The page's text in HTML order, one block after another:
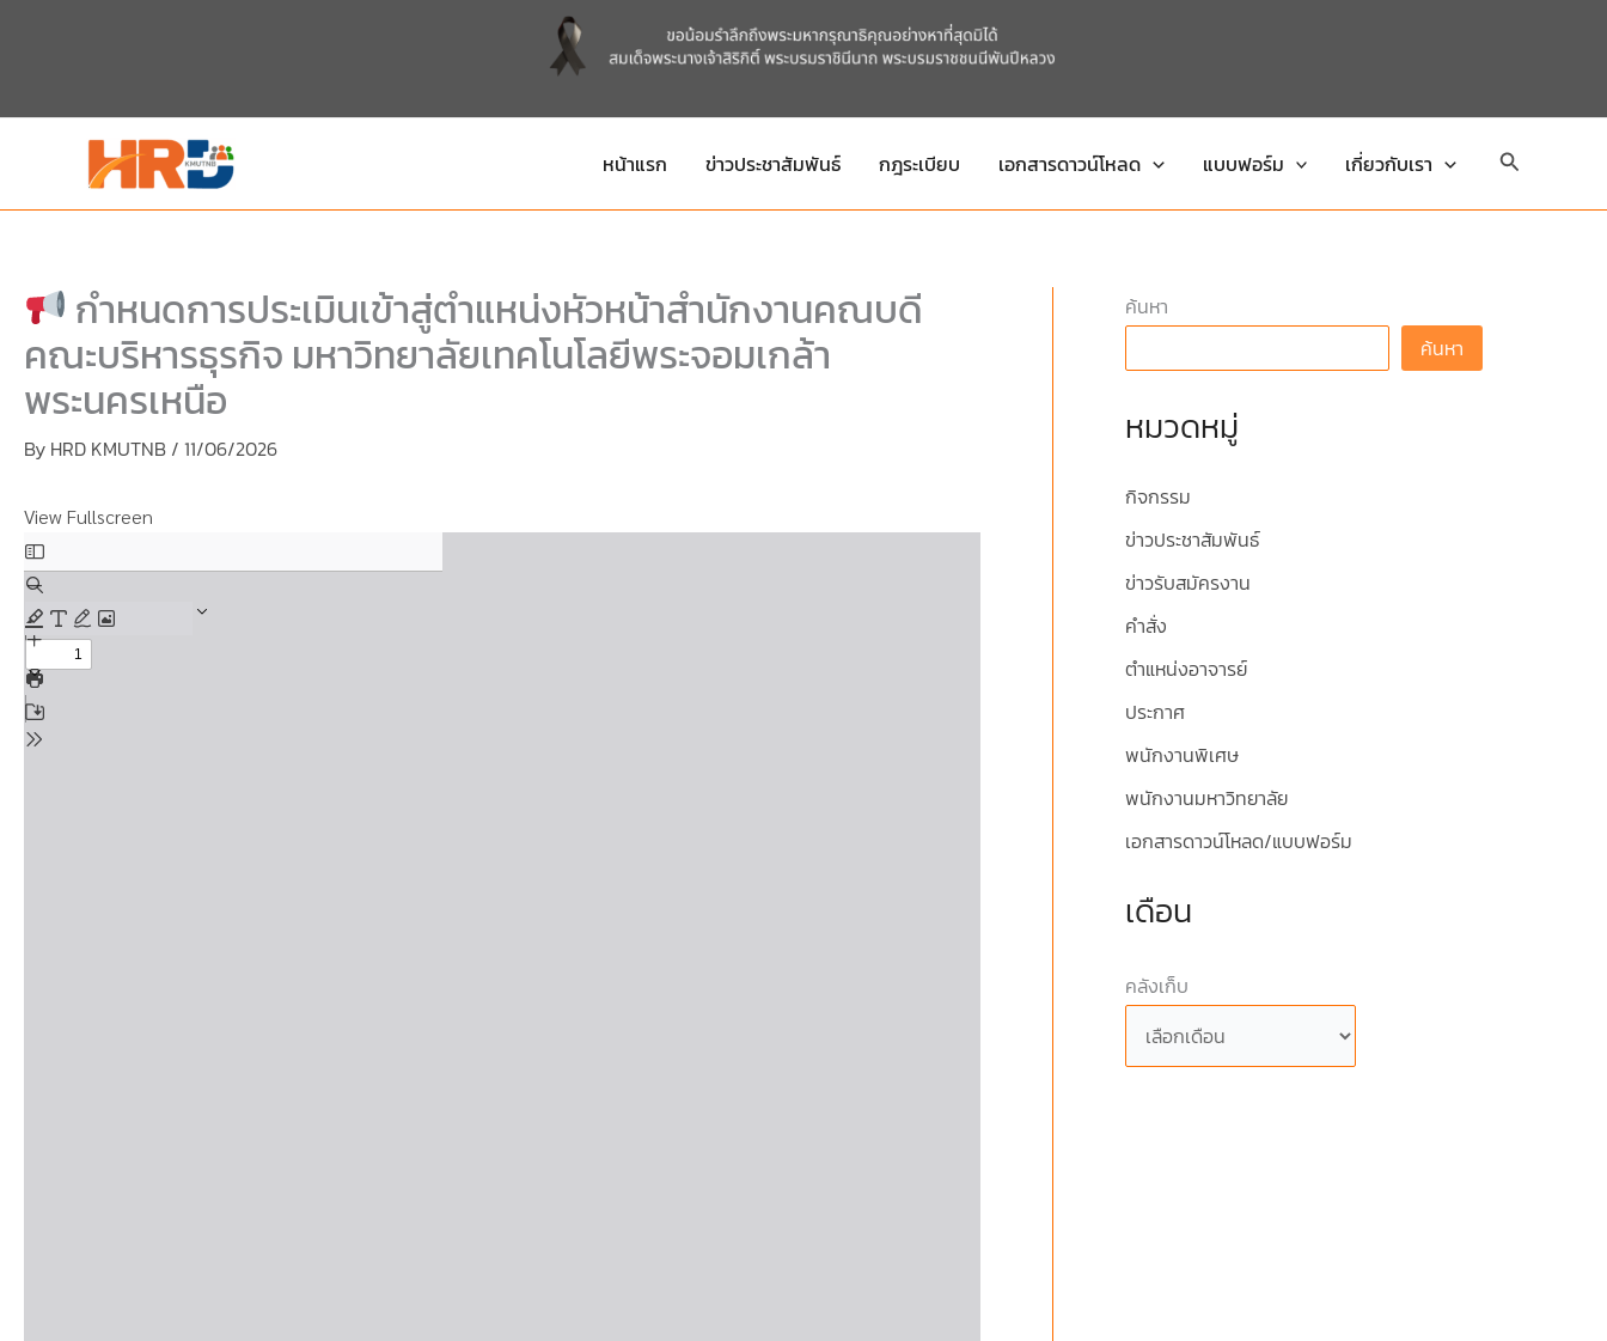
หน้าแรก ข่าวประชาสัมพันธ์ กฎระเบียบ เอกสารดาวน์โหลด แบบฟอร์ม เกี่ยวกับเรา Search
กำหนดการประเมินเข้าสู่ตำแหน่งหัวหน้าสำนักงานคณบดี
คณะบริหารธุรกิจ มหาวิทยาลัยเทคโนโลยีพระจอมเกล้า
พระนครเหนือ
By HRD KMUTNB / 11/06/2026
View Fullscreen
ค้นหา
ค้นหา
หมวดหมู่
กิจกรรม
ข่าวประชาสัมพันธ์
ข่าวรับสมัครงาน
คำสั่ง
ตำแหน่งอาจารย์
ประกาศ
พนักงานพิเศษ
พนักงานมหาวิทยาลัย
เอกสารดาวน์โหลด/แบบฟอร์ม
เดือน
คลังเก็บ